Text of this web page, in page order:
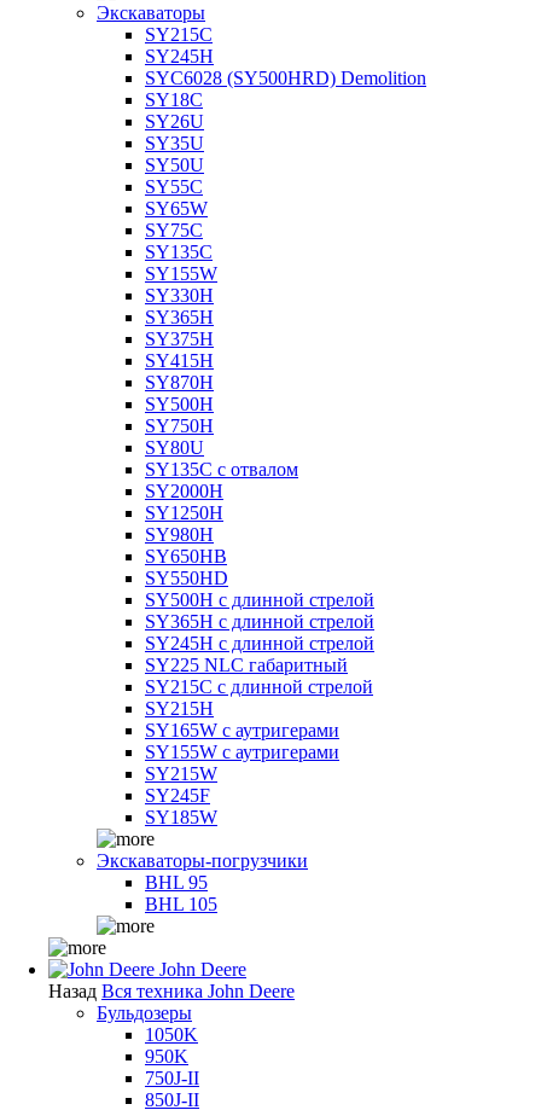
Экскаваторы
SY215C
SY245H
SYC6028 (SY500HRD) Demolition
SY18C
SY26U
SY35U
SY50U
SY55C
SY65W
SY75C
SY135C
SY155W
SY330H
SY365H
SY375H
SY415H
SY870H
SY500H
SY750H
SY80U
SY135C с отвалом
SY2000H
SY1250H
SY980H
SY650HB
SY550HD
SY500H с длинной стрелой
SY365H с длинной стрелой
SY245H с длинной стрелой
SY225 NLC габаритный
SY215C с длинной стрелой
SY215H
SY165W с аутригерами
SY155W с аутригерами
SY215W
SY245F
SY185W
Экскаваторы-погрузчики
BHL 95
BHL 105
John Deere
Назад Вся техника John Deere
Бульдозеры
1050K
950K
750J-II
850J-II